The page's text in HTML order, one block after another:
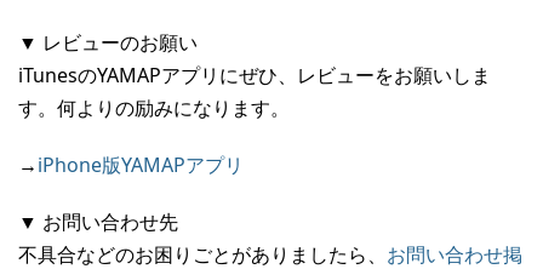
▼ レビューのお願い
iTunesのYAMAPアプリにぜひ、レビューをお願いしま
す。何よりの励みになります。
→iPhone版YAMAPアプリ
▼ お問い合わせ先
不具合などのお困りごとがありましたら、 お問い合わせ掲